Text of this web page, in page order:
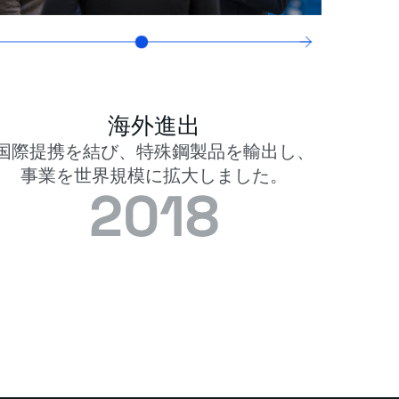
海外進出
際提携を結び、特殊鋼製品を輸出し、
事業を世界規模に拡大しました。
2018